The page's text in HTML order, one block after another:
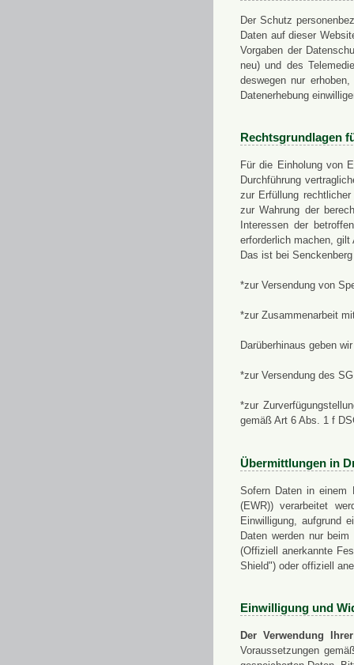
Der Schutz
Daten auf dieser
Vorgaben der
neu) und des
deswegen nur
Datenerhebung
Rechtsgrundlagen
Für die Einholung von
Durchführung
zur Erfüllung
zur Wahrung der
Interessen der
erforderlich machen,
Das ist bei
*zur Versendung von
*zur Zusammenarbeit
Darüberhinaus geben
*zur Versendung des
*zur
gemäß Art 6 Abs. 1 f
Übermittlungen in
Sofern Daten in einem
(EWR)) verarbeitet
Einwilligung, aufgrund
Daten werden nur
(Offiziell anerkannte
Shield") oder offiziell
Einwilligung und
Der Verwendung
Voraussetzungen